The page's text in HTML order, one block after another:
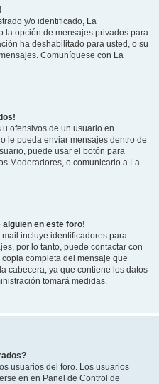
y/o identificado, La
la opción de mensajes privados para
ha deshabilitado para usted, o su
Comuníquese con La
ofensivos de un usuario en
le pueda enviar mensajes dentro de
puede usar el botón para
Moderadores, o comunicarlo a La
en este foro!
incluye identificadores para
por lo tanto, puede contactar con
completa del mensaje que
cabecera, ya que contiene los datos
tomará medidas.
usuarios del foro. Los usuarios
en en Panel de Control de